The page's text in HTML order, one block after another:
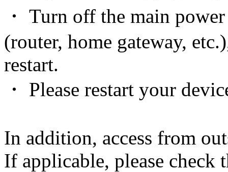
・ Turn off the main
(router, home gateway,
restart.
・ Please restart your
In addition, access from
If applicable, please